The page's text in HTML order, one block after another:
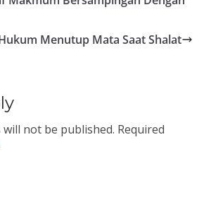
Menutup Mata Saat Shalat
not be published. Required